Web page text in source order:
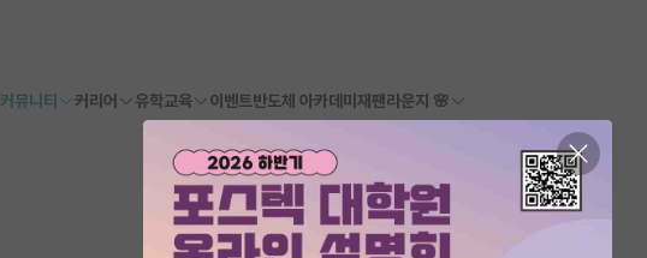
커뮤니티 커리어 유학교육 이벤트반도체 아카데미 재팬라운지 🌸